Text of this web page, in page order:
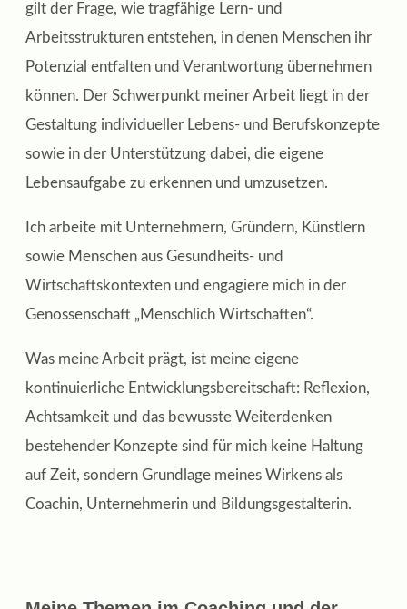
gilt der Frage, wie tragfähige Lern‑ und
Arbeitsstrukturen entstehen, in denen Menschen ihr
Potenzial entfalten und Verantwortung übernehmen
können. Der Schwerpunkt meiner Arbeit liegt in der
Gestaltung individueller Lebens‑ und Berufskonzepte
sowie in der Unterstützung dabei, die eigene
Lebensaufgabe zu erkennen und umzusetzen.
Ich arbeite mit Unternehmern, Gründern, Künstlern
sowie Menschen aus Gesundheits‑ und
Wirtschaftskontexten und engagiere mich in der
Genossenschaft „Menschlich Wirtschaften“.
Was meine Arbeit prägt, ist meine eigene
kontinuierliche Entwicklungsbereitschaft: Reflexion,
Achtsamkeit und das bewusste Weiterdenken
bestehender Konzepte sind für mich keine Haltung
auf Zeit, sondern Grundlage meines Wirkens als
Coachin, Unternehmerin und Bildungsgestalterin.